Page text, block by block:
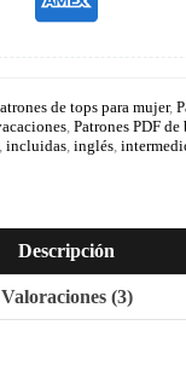
de tops para mujer,
Patrones PDF
incluidas inglés
Descripción
Valoraciones (3)